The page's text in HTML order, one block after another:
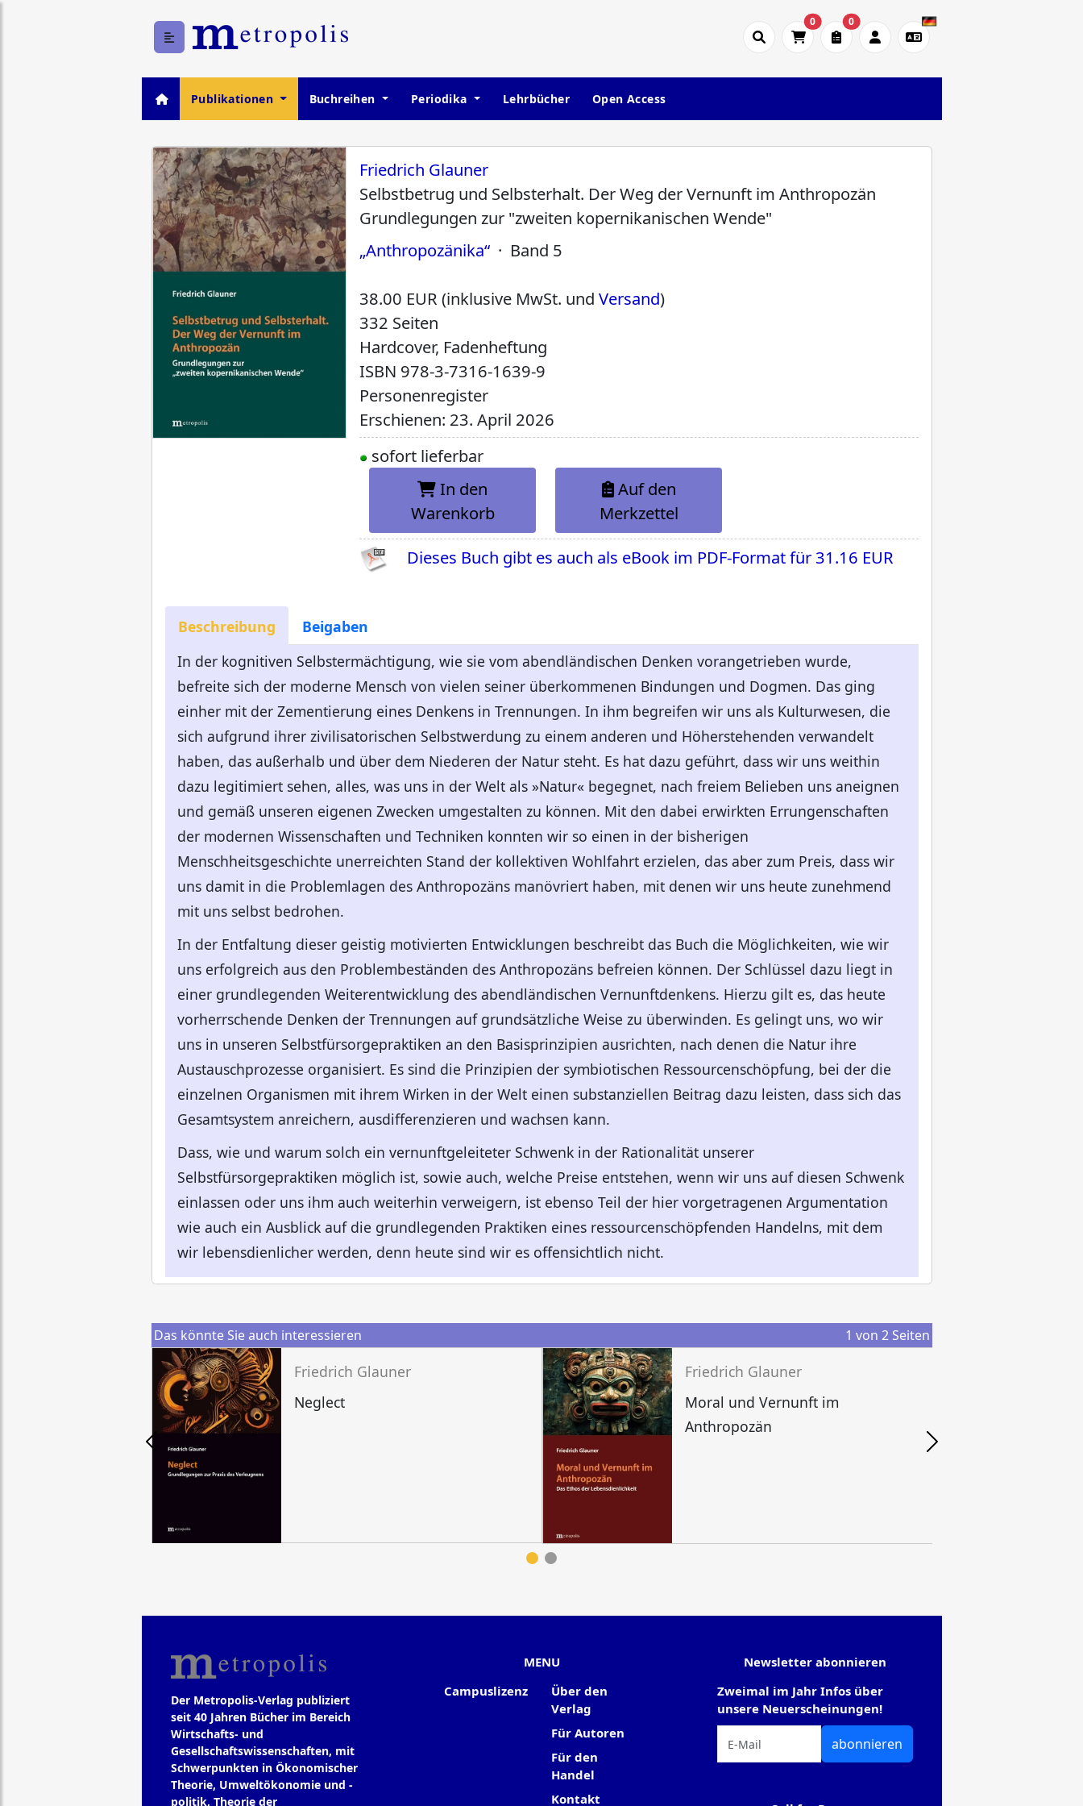
0 0
Publikationen Buchreihen Periodika Lehrbücher Open Access
Friedrich Glauner
Selbstbetrug und Selbsterhalt. Der Weg der Vernunft im Anthropozän
Grundlegungen zur "zweiten kopernikanischen Wende"
„Anthropozänika“ · Band 5
38.00 EUR (inklusive MwSt. undVersand)
332 Seiten
Hardcover, Fadenheftung
ISBN 978-3-7316-1639-9
Personenregister
Erschienen: 23. April 2026
sofort lieferbar
In den
Warenkorb
Auf den
Merkzettel
Dieses Buch gibt es auch als eBook im PDF-Format für31.16 EUR
Beschreibung
Beigaben
In der kognitiven Selbstermächtigung, wie sie vom abendländischen Denken vorangetrieben wurde,
befreite sich der moderne Mensch von vielen seiner überkommenen Bindungen und Dogmen. Das ging
einher mit der Zementierung eines Denkens in Trennungen. In ihm begreifen wir uns als Kulturwesen, die
sich aufgrund ihrer zivilisatorischen Selbstwerdung zu einem anderen und Höherstehenden verwandelt
haben, das außerhalb und über dem Niederen der Natur steht. Es hat dazu geführt, dass wir uns weithin
dazu legitimiert sehen, alles, was uns in der Welt als »Natur« begegnet, nach freiem Belieben uns aneignen
und gemäß unseren eigenen Zwecken umgestalten zu können. Mit den dabei erwirkten Errungenschaften
der modernen Wissenschaften und Techniken konnten wir so einen in der bisherigen
Menschheitsgeschichte unerreichten Stand der kollektiven Wohlfahrt erzielen, das aber zum Preis, dass wir
uns damit in die Problemlagen des Anthropozäns manövriert haben, mit denen wir uns heute zunehmend
mit uns selbst bedrohen.
In der Entfaltung dieser geistig motivierten Entwicklungen beschreibt das Buch die Möglichkeiten, wie wir
uns erfolgreich aus den Problembeständen des Anthropozäns befreien können. Der Schlüssel dazu liegt in
einer grundlegenden Weiterentwicklung des abendländischen Vernunftdenkens. Hierzu gilt es, das heute
vorherrschende Denken der Trennungen auf grundsätzliche Weise zu überwinden. Es gelingt uns, wo wir
uns in unseren Selbstfürsorgepraktiken an den Basisprinzipien ausrichten, nach denen die Natur ihre
Austauschprozesse organisiert. Es sind die Prinzipien der symbiotischen Ressourcenschöpfung, bei der die
einzelnen Organismen mit ihrem Wirken in der Welt einen substanziellen Beitrag dazu leisten, dass sich das
Gesamtsystem anreichern, ausdifferenzieren und wachsen kann.
Dass, wie und warum solch ein vernunftgeleiteter Schwenk in der Rationalität unserer
Selbstfürsorgepraktiken möglich ist, sowie auch, welche Preise entstehen, wenn wir uns auf diesen Schwenk
einlassen oder uns ihm auch weiterhin verweigern, ist ebenso Teil der hier vorgetragenen Argumentation
wie auch ein Ausblick auf die grundlegenden Praktiken eines ressourcenschöpfenden Handelns, mit dem
wir lebensdienlicher werden, denn heute sind wir es offensichtlich nicht.
Das könnte Sie auch interessieren 1 von 2Seiten
Friedrich Glauner
Neglect
Friedrich Glauner
Moral und Vernunft im
Anthropozän
Der Metropolis-Verlag publiziert
seit 40 Jahren Bücher im Bereich
Wirtschafts- und
Gesellschaftswissenschaften, mit
Schwerpunkten in Ökonomischer
Theorie, Umweltökonomie und -
politik, Theorie der
MENU
Campuslizenz
Über den
Verlag
Für Autoren
Für den
Handel
Kontakt
Newsletter abonnieren
Zweimal im Jahr Infos über
unsere Neuerscheinungen!
abonnieren